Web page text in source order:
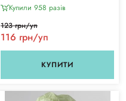
Купили 958 разiв
116 грн/уп
123 грн/уп
КУПИТИ